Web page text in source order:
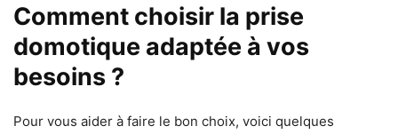
Comment choisir la prise
domotique adaptée à vos
besoins ?
Pour vous aider à faire le bon choix, voici quelques